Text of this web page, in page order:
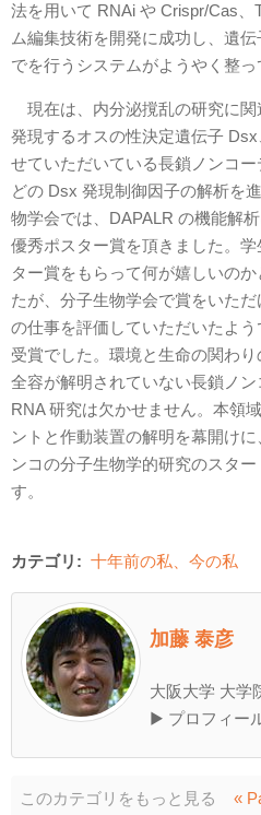
法を用いて RNAi や Crispr/Cas、
ム編集技術を開発に成功し、遺
でを行うシステムがようやく整っ
現在は、内分泌撹乱の研究に関
発現するオスの性決定遺伝子
せていただいている長鎖ノンコ
どの Dsx 発現制御因子の解析を
物学会では、DAPALR の機能解
優秀ポスター賞を頂きました。
ター賞をもらって何が嬉しいの
たが、分子生物学会で賞をいた
の仕事を評価していただいたよ
受賞でした。環境と生命の関わ
全容が解明されていない長鎖ノ
RNA 研究は欠かせません。本領
ントと作動装置の解明を幕開け
ンコの分子生物学的研究のスタ
す。
カテゴリ: 十年前の私、今の私
加藤 泰彦
大阪大学 大学
▶ プロフィー
このカテゴリをもっと見る «